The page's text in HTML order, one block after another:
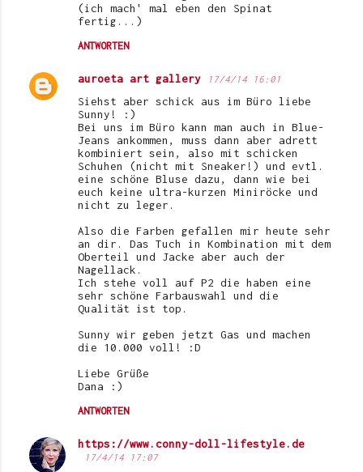
(ich mach' mal eben den Spinat
fertig...)
ANTWORTEN
auroeta art gallery 17/4/14 16:01
Siehst aber schick aus im Büro liebe
Sunny! :)
Bei uns im Büro kann man auch in Blue-
Jeans ankommen, muss dann aber adrett
kombiniert sein, also mit schicken
Schuhen (nicht mit Sneaker!) und evtl.
eine schöne Bluse dazu, dann wie bei
euch keine ultra-kurzen Miniröcke und
nicht zu leger.
Also die Farben gefallen mir heute sehr
an dir. Das Tuch in Kombination mit dem
Oberteil und Jacke aber auch der
Nagellack.
Ich stehe voll auf P2 die haben eine
sehr schöne Farbauswahl und die
Qualität ist top.
Sunny wir geben jetzt Gas und machen
die 10.000 voll! :D
Liebe Grüße
Dana :)
ANTWORTEN
https://www.conny-doll-lifestyle.de
17/4/14 17:07